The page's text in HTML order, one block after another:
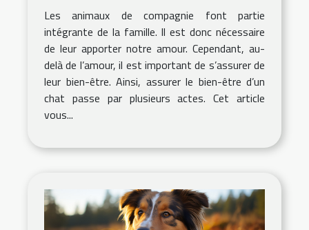
Les animaux de compagnie font partie
intégrante de la famille. Il est donc nécessaire
de leur apporter notre amour. Cependant, au-
delà de l’amour, il est important de s’assurer de
leur bien-être. Ainsi, assurer le bien-être d’un
chat passe par plusieurs actes. Cet article
vous...